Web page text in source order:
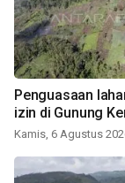
Penguasaan
izin di Gunung
Kamis, 6 Agustus